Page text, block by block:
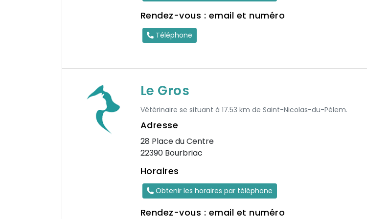
Rendez-vous : email et numéro
Téléphone
Le Gros
Vétérinaire se situant à 17.53 km de Saint-Nicolas-du-Pélem.
Adresse
28 Place du Centre
22390 Bourbriac
Horaires
Obtenir les horaires par téléphone
Rendez-vous : email et numéro